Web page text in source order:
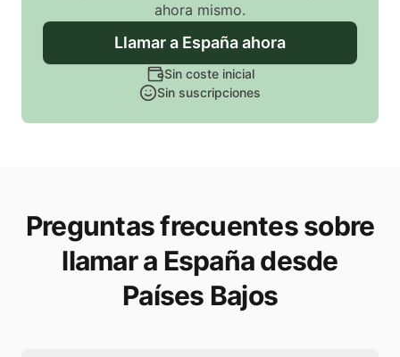
ahora mismo.
Llamara Españaahora
Sin coste inicial
Sin suscripciones
Preguntas frecuentes sobre
llamar a España desde
Países Bajos